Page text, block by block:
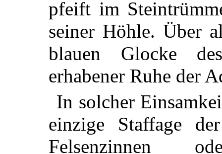
pfeift im
seiner Höhle. Über
blauen Glocke
erhabener Ruhe der
In solcher
einzige Staffage
Felsenzinnen